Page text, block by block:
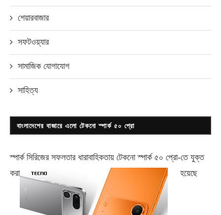
শেয়ারবাজার
সফটওয়্যার
সামাজিক যোগাযোগ
সাহিত্য
বাংলাদেশের বাজারে এলো টেকনো স্পার্ক ৫০ প্রো
স্পার্ক সিরিজের সফলতার ধারাবাহিকতায় টেকনোস্পার্ক ৫০ প্রো-তে যুক্ত
করা
হয়েছে